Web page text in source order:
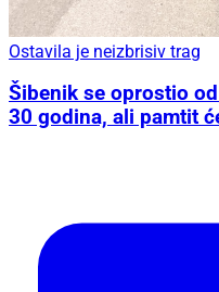
Ostavila je neizbrisiv trag
Šibenik se oprostio
30 godina, ali pamtit